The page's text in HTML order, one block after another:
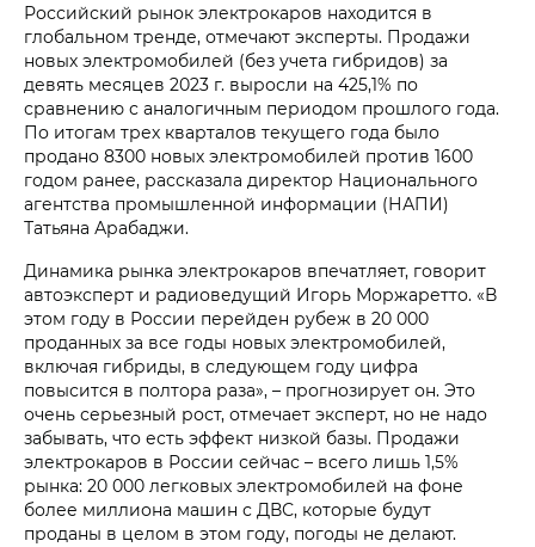
Российский рынок электрокаров находится в
глобальном тренде, отмечают эксперты. Продажи
новых электромобилей (без учета гибридов) за
девять месяцев 2023 г. выросли на 425,1% по
сравнению с аналогичным периодом прошлого года.
По итогам трех кварталов текущего года было
продано 8300 новых электромобилей против 1600
годом ранее, рассказала директор Национального
агентства промышленной информации (НАПИ)
Татьяна Арабаджи.
Динамика рынка электрокаров впечатляет, говорит
автоэксперт и радиоведущий Игорь Моржаретто. «В
этом году в России перейден рубеж в 20 000
проданных за все годы новых электромобилей,
включая гибриды, в следующем году цифра
повысится в полтора раза», – прогнозирует он. Это
очень серьезный рост, отмечает эксперт, но не надо
забывать, что есть эффект низкой базы. Продажи
электрокаров в России сейчас – всего лишь 1,5%
рынка: 20 000 легковых электромобилей на фоне
более миллиона машин с ДВС, которые будут
проданы в целом в этом году, погоды не делают.